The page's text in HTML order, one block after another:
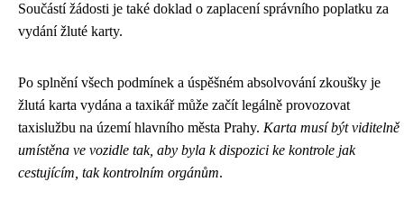
Součástí žádosti je také doklad o zaplacení správního poplatku za
vydání žluté karty.
Po splnění všech podmínek a úspěšném absolvování zkoušky je
žlutá karta vydána a taxikář může začít legálně provozovat
taxislužbu na území hlavního města Prahy. Karta musí být viditelně
umístěna ve vozidle tak, aby byla k dispozici ke kontrole jak
cestujícím, tak kontrolním orgánům.